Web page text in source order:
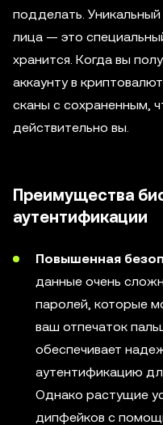
подделать.
лица — это
хранится. Когда вы
аккаунту в
сканы с сохраненным,
действительно вы.
Преимущества
аутентификации
Повышенная
данные очень
паролей, которые
ваш отпечаток
обеспечивает
аутентификацию
Однако растущие
дипфейков с